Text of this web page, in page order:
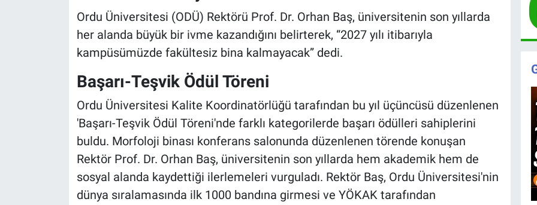
Ordu Üniversitesi (ODÜ) Rektörü Prof. Dr. Orhan Baş, üniversitenin son yıllarda
her alanda büyük bir ivme kazandığını belirterek, “2027 yılı itibarıyla
kampüsümüzde fakültesiz bina kalmayacak” dedi.
Başarı-Teşvik Ödül Töreni
Ordu Üniversitesi Kalite Koordinatörlüğü tarafından bu yıl üçüncüsü düzenlenen
'Başarı-Teşvik Ödül Töreni'nde farklı kategorilerde başarı ödülleri sahiplerini
buldu. Morfoloji binası konferans salonunda düzenlenen törende konuşan
Rektör Prof. Dr. Orhan Baş, üniversitenin son yıllarda hem akademik hem de
sosyal alanda kaydettiği ilerlemeleri vurguladı. Rektör Baş, Ordu Üniversitesi'nin
dünya sıralamasında ilk 1000 bandına girmesi ve YÖKAK tarafından